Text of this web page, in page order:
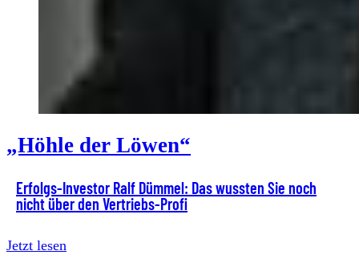
„Höhle der Löwen“
Erfolgs-Investor Ralf Dümmel: Das wussten Sie noch
nicht über den Vertriebs-Profi
Jetzt lesen